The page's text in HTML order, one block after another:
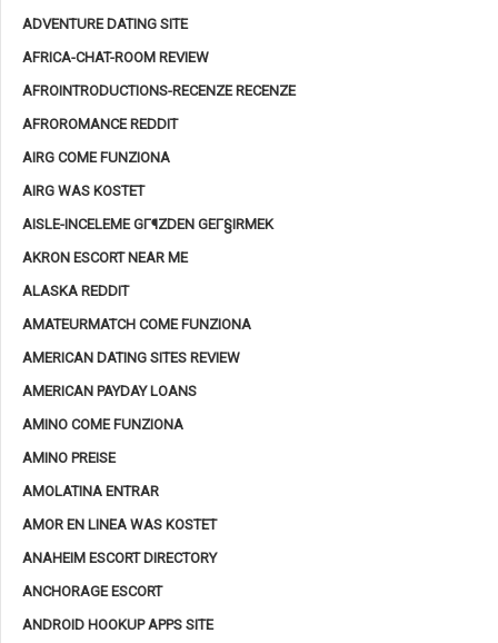
ADVENTURE DATING SITE
AFRICA-CHAT-ROOM REVIEW
AFROINTRODUCTIONS-RECENZE RECENZE
AFROROMANCE REDDIT
AIRG COME FUNZIONA
AIRG WAS KOSTET
AISLE-INCELEME GГ¶ZDEN GEГ§IRMEK
AKRON ESCORT NEAR ME
ALASKA REDDIT
AMATEURMATCH COME FUNZIONA
AMERICAN DATING SITES REVIEW
AMERICAN PAYDAY LOANS
AMINO COME FUNZIONA
AMINO PREISE
AMOLATINA ENTRAR
AMOR EN LINEA WAS KOSTET
ANAHEIM ESCORT DIRECTORY
ANCHORAGE ESCORT
ANDROID HOOKUP APPS SITE